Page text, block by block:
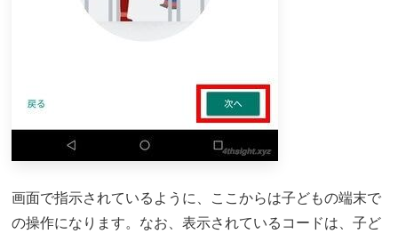
画面で指示されているように、ここからは子どもの端末で
の操作になります。なお、表示されているコードは、子ど